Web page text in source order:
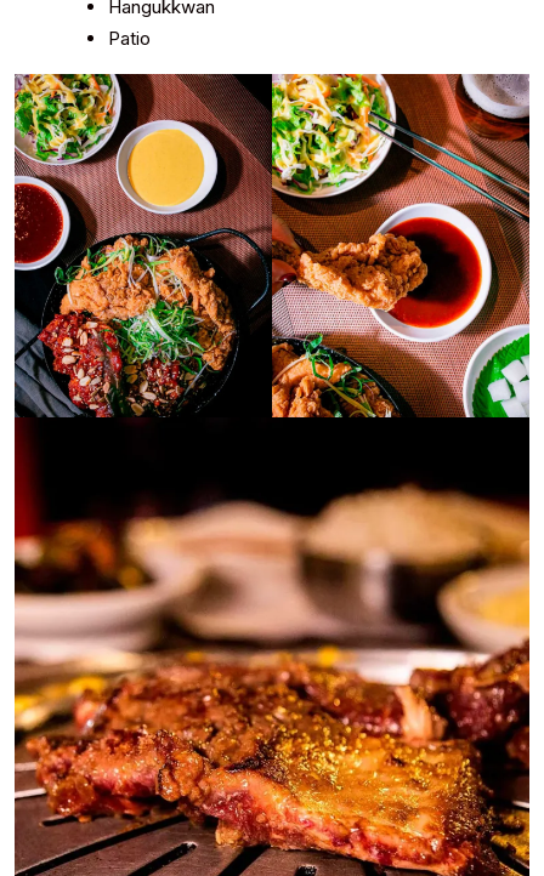
Hangukkwan
Patio